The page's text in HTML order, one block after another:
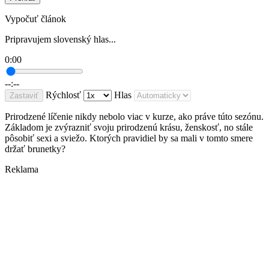
Vypočuť článok
Pripravujem slovenský hlas...
0:00
--:--
Zastaviť Rýchlosť Hlas
Prirodzené líčenie nikdy nebolo viac v kurze, ako práve túto sezónu.
Základom je zvýrazniť svoju prirodzenú krásu, ženskosť, no stále
pôsobiť sexi a sviežo. Ktorých pravidiel by sa mali v tomto smere
držať brunetky?
Reklama